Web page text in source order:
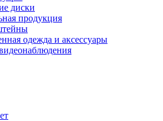
диски
продукция
одежда и аксессуары